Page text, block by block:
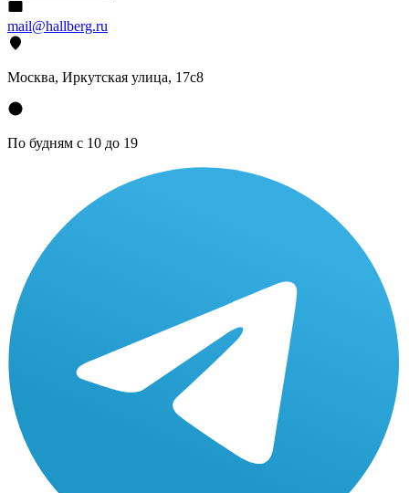
mail@hallberg.ru
Москва, Иркутская улица, 17с8
По будням с 10 до 19